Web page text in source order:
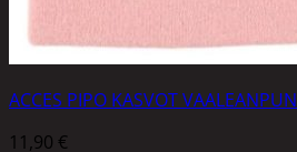
ACCES PIPO KASVOT
11,90 €